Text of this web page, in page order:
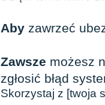
Aby zawrzeć
Zawsze możesz
zgłosić błąd
Skorzystaj z [twoja